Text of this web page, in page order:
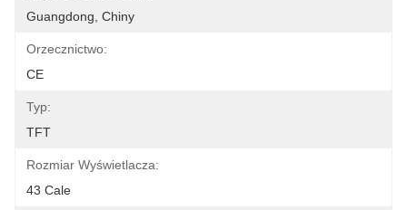
Guangdong, Chiny
Orzecznictwo:
CE
Typ:
TFT
Rozmiar Wyświetlacza:
43 Cale